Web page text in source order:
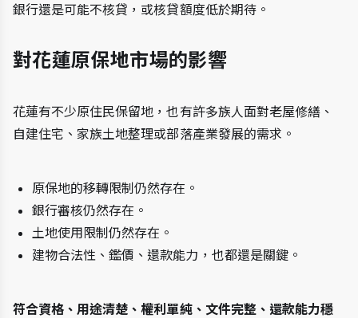
銀行還是可能不核貸，或核貸額度低於期待。
對花蓮原保地市場的影響
花蓮有不少原住民保留地，也有許多族人面對老屋修繕、
自建住宅、家族土地整理或部落產業發展的需求。
原保地的移轉限制仍然存在。
銀行審核仍然存在。
土地使用限制仍然存在。
建物合法性、鑑價、還款能力，也都還是關鍵。
符合資格、用途清楚、權利單純、文件完整、還款能力穩